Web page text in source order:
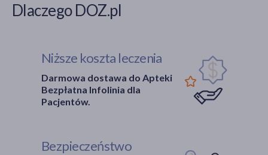
Dlaczego DOZ.pl
Niższe koszta leczenia
Darmowa dostawa do Apteki
Bezpłatna Infolinia dla
Pacjentów.
Bezpieczeństwo